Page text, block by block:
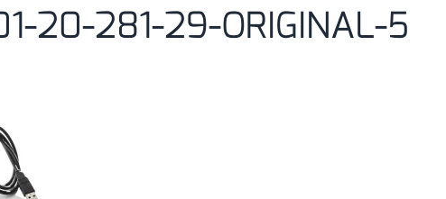
20-281-29-ORIGINAL-5